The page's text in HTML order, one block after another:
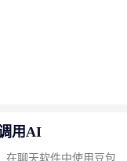
用AI
在聊天软件中使用豆包